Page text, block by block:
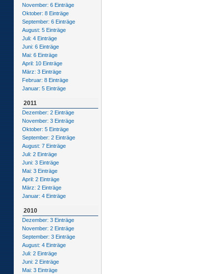
November: 6 Einträge
Oktober: 8 Einträge
September: 6 Einträge
August: 5 Einträge
Juli: 4 Einträge
Juni: 6 Einträge
Mai: 6 Einträge
April: 10 Einträge
März: 3 Einträge
Februar: 8 Einträge
Januar: 5 Einträge
2011
Dezember: 2 Einträge
November: 3 Einträge
Oktober: 5 Einträge
September: 2 Einträge
August: 7 Einträge
Juli: 2 Einträge
Juni: 3 Einträge
Mai: 3 Einträge
April: 2 Einträge
März: 2 Einträge
Januar: 4 Einträge
2010
Dezember: 3 Einträge
November: 2 Einträge
September: 3 Einträge
August: 4 Einträge
Juli: 2 Einträge
Juni: 2 Einträge
Mai: 3 Einträge